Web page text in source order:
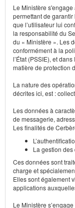
Le Ministère
permettant de
que l’utilisateur lui
la responsabilité du
du « Ministère ». Les
conformément à la
l’État (PSSIE), et
matière de protection
La nature des
décrites ici, est :
Les données à
de messagerie,
Les finalités de
La gestion
Ces données sont
charge et
Elles sont également
applications
Le Ministère